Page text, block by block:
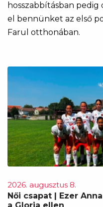
hosszabbításban
el bennünket az első
Farul otthonában.
2026. augusztus 8.
Női csapat | Ezer